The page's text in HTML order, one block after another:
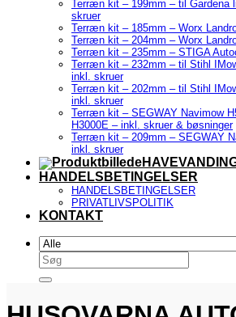
Terræn kit – 199mm – til Gardena
skruer
Terræn kit – 185mm – Worx
Terræn kit – 204mm – Worx
Terræn kit – 235mm – STIGA
Terræn kit – 232mm – til Stihl
inkl. skruer
Terræn kit – 202mm – til Stihl
inkl. skruer
Terræn kit – SEGWAY Navimow
H3000E – inkl. skruer & bøsninger
Terræn kit – 209mm – SEGWAY
inkl. skruer
HANDELSBETINGELSER
HANDELSBETINGELSER
PRIVATLIVSPOLITIK
KONTAKT
Søg
efter: